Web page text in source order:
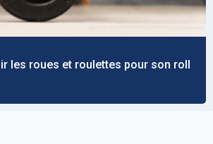
les roues et roulettes pour son roll